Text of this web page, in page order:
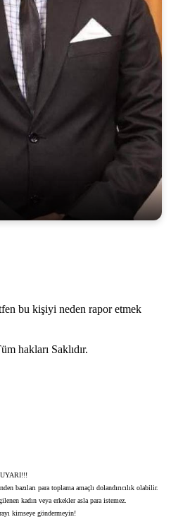
bu kişiyi neden rapor etmek
hakları Saklıdır.
UYARI!!!
bazıları para toplama amaçlı dolandırıcılık olabilir.
kadın veya erkekler asla para istemez.
kimseye göndermeyin!